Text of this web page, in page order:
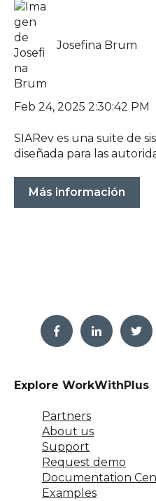
Josefina Brum
Feb 24, 2025 2:30:42 PM
SIARev es una suite de
diseñada para las
Más información
Explore WorkWithPlus
Partners
About us
Support
Request demo
Documentation
Examples